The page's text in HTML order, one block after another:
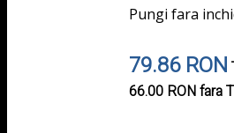
Pungi fara
79.86 RON
66.00 RONfara